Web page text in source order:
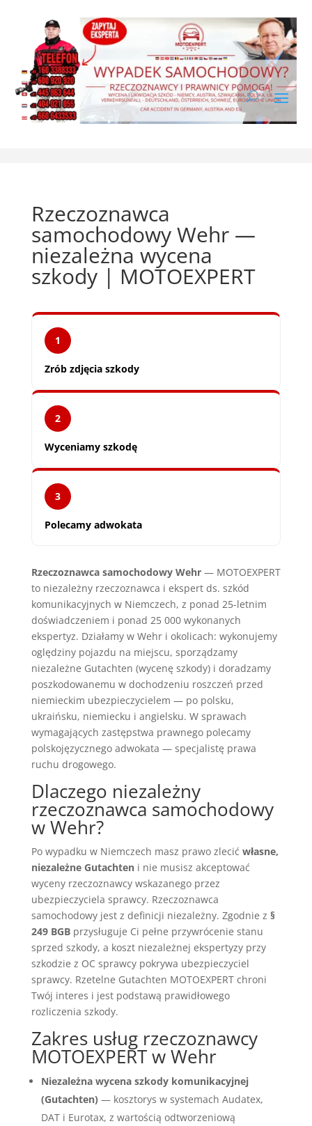
Rzeczoznawca
samochodowy Wehr —
niezależna wycena
szkody | MOTOEXPERT
1
Zrób zdjęcia szkody
2
Wyceniamy szkodę
3
Polecamy adwokata
Rzeczoznawca samochodowy Wehr— MOTOEXPERT
to niezależny rzeczoznawca i ekspert ds. szkód
komunikacyjnych w Niemczech, z ponad 25-letnim
doświadczeniem i ponad 25 000 wykonanych
ekspertyz. Działamy w Wehr i okolicach: wykonujemy
oględziny pojazdu na miejscu, sporządzamy
niezależne Gutachten (wycenę szkody) i doradzamy
poszkodowanemu w dochodzeniu roszczeń przed
niemieckim ubezpieczycielem — po polsku,
ukraińsku, niemiecku i angielsku. W sprawach
wymagających zastępstwa prawnego polecamy
polskojęzycznego adwokata — specjalistę prawa
ruchu drogowego.
Dlaczego niezależny
rzeczoznawca samochodowy
w Wehr?
Po wypadku w Niemczech masz prawo zlecić własne,
niezależne Gutachteni nie musisz akceptować
wyceny rzeczoznawcy wskazanego przez
ubezpieczyciela sprawcy. Rzeczoznawca
samochodowy jest z definicji niezależny. Zgodnie z §
249 BGBprzysługuje Ci pełne przywrócenie stanu
sprzed szkody, a koszt niezależnej ekspertyzy przy
szkodzie z OC sprawcy pokrywa ubezpieczyciel
sprawcy. Rzetelne Gutachten MOTOEXPERT chroni
Twój interes i jest podstawą prawidłowego
rozliczenia szkody.
Zakres usług rzeczoznawcy
MOTOEXPERT w Wehr
Niezależna wycena szkody komunikacyjnej
(Gutachten) — kosztorys w systemach Audatex,
DAT i Eurotax, z wartością odtworzeniową